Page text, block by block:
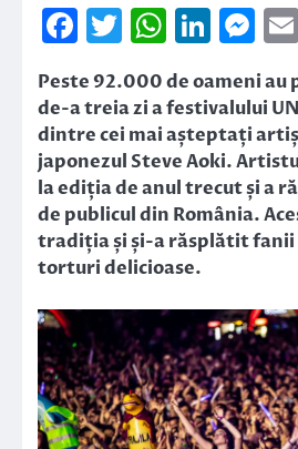
Facebook
Twitter
Peste 92.000 de oameni au
de-a treia zi a festivalului
dintre cei mai așteptați
japonezul Steve Aoki.
la ediția de anul trecut și a
de publicul din România.
tradiția și și-a răsplătit fanii
torturi delicioase.